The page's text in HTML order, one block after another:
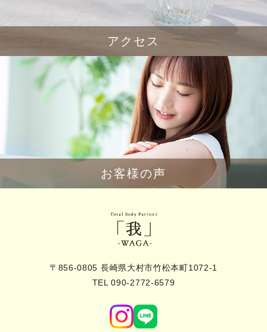
アクセス
お客様の声
〒856-0805 長崎県大村市竹松本町1072-1
TEL 090-2772-6579